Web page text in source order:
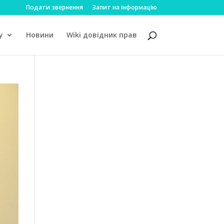
Подати звернення Запит на інформацію
Новини Wiki довідник прав